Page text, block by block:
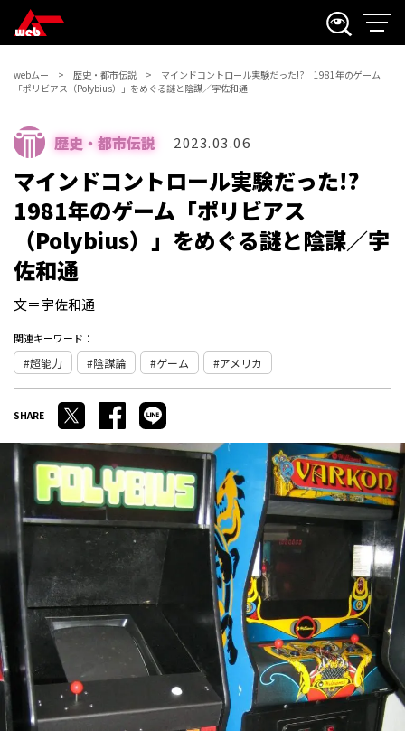
webムー 歴史・都市伝説
マインドコントロール実験だった!? 1981年のゲーム
「ポリビアス（Polybius）」をめぐる謎と陰謀／宇佐和通
歴史・都市伝説 2023.03.06
マインドコントロール実験だった!?
1981年のゲーム「ポリビアス
（Polybius）」をめぐる謎と陰謀／宇
佐和通
文＝宇佐和通
関連キーワード：
超能力 陰謀論 ゲーム アメリカ